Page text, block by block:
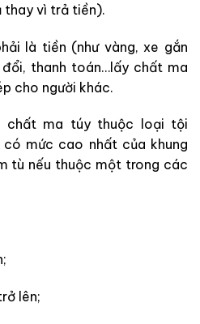
thay vì trả tiền).
là tiền (như vàng, xe gắn
thanh toán…lấy chất ma
cho người khác.
chất ma túy thuộc loại tội
mức cao nhất của khung
tù nếu thuộc một trong các
lên;